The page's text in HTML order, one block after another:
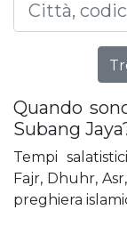
Quando
Subang
Tempi
Fajr, Dhuhr,
preghiera